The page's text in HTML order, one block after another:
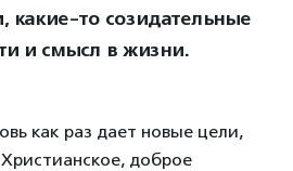
какие-то созидательные
и смысл в жизни.
как раз дает новые цели,
доброе